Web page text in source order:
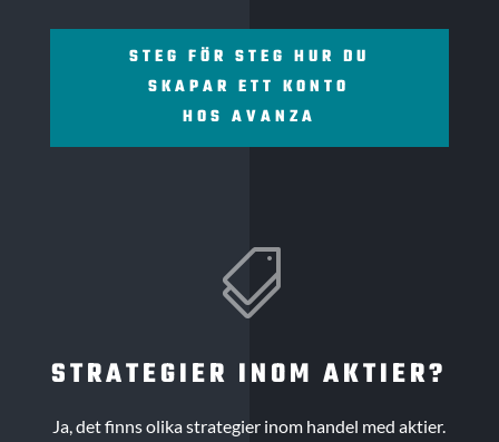
STEG FÖR STEG HUR DU
SKAPAR ETT KONTO
HOS AVANZA

STRATEGIER INOM AKTIER?
Ja, det finns olika strategier inom handel med aktier.